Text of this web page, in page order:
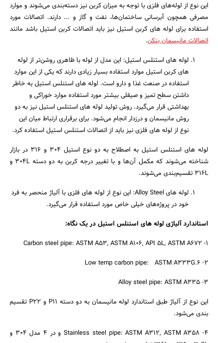
این نوع از لوله‌های فلزی با توجه به میزان کربن نیز دسته‌بندی می‌شوند و موارد
مصرفی همچون آبرسانی ساختمان‌ها، نفت و گاز و ... دارند. اتصالات مورد
استفاده برای لوله های کربن استیل نیز باید اتصالات کربن استیل باشد مانند
اتصالات مانیسمان بنکن.
لوله های استنلس استیل: این مدل از لوله با ظاهری روشن‌تر از لوله
های کربن استیل موارد استفاده بسیار زیادی دارند که یکی از این موارد
استفاده در صنعت غذا و دارو است. لوله های استنلس استیل به خاطر
داشتن سطح تمیز و صیقلی بیشتر مورد استفاده موارد خوراکی و
بهداشتی قرار می‌گیرد. روش تولید لوله های استنلس استیل نیز به دو
روش مانیسمان و درزدار انجام می‌شود. برای برقراری ارتباط میان این
نوع از لوله های فلزی نیز باید از اتصالات استنلس استیل استفاده کرد.
لوله های استنلس استیل به اصطلاح به دو نوع استیل 304 و 316 در بازار
شناخته می‌شوند که مکمل آن‌ها و با تغییر درجه کربن به دو دسته 304L و
316L تقسیم‌بندی می‌شوند.
لوله های Alloy Steel: این نوع از لوله های فلزی با آلیاژ منحصر به فرد
خود در پروژه‌های خیلی خاص مورد استفاده قرار می‌گیرد.
استاندارد آلیاژی لوله های استنلس استیل در یک نگاه:
1- Carbon steel pipe: ASTM A53, ASTM A106, API 5L, ASTM A672
2- Low temp carbon pipe: ASTM A333G.6
3- Alloy steel pipe: ASTM A335
این نوع از آلیاژ طبق استاندارد لوله مانیسمان به دو دسته P11 و P22 تقسیم
بندی می‌شود.
4- Stainless steel pipe: ASTM A312, ASTM A358 و در 4 مدل 304 و